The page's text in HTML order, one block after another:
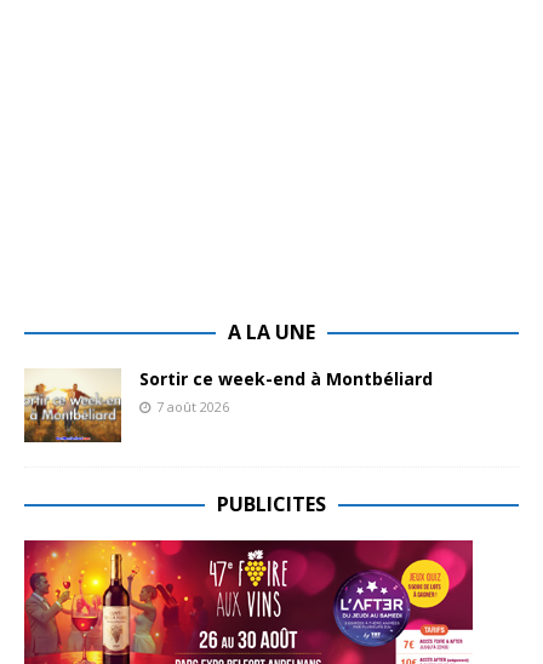
A LA UNE
Sortir ce week-end à Montbéliard
7 août 2026
PUBLICITES